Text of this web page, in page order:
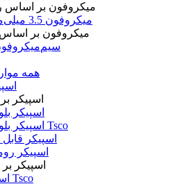
میکروفون بر اساس
میکروفون 3.5 میلی‌متری
میکروفون بر
میکروفون بی‌‎سیم
همه
اسپیکر
اسپیکر
اسپیکر بلوتوثی Tsco
اسپیکر
اسپیکر
اسپیکر
اسپیکر Tsco